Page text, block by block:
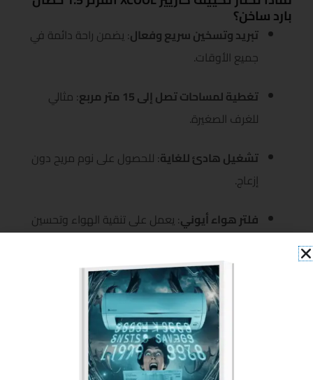
بارد ساخن؟
تبريد وتسخين سريع وفعال: يضمن راحة دائمة في
جميع الأوقات.
تغطية لمساحات تصل إلى 15 متر مربع
: مثالي
للغرف الصغيرة.
تشغيل هادئ للغاية: للحصول على نوم مريح دون
إزعاج.
فلتر هواء أيوني: يعمل على تنقية الهواء وتحسين
كفاءة عالية في استهلاك الطاقة: يقلل من
استهلاك الكهرباء بفضل تقنية الانفرتر.